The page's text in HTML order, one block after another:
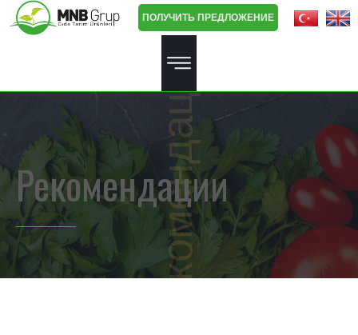
ПОЛУЧИТЬ ПРЕДЛОЖЕНИЕ
Рекомендации
Рекомендации